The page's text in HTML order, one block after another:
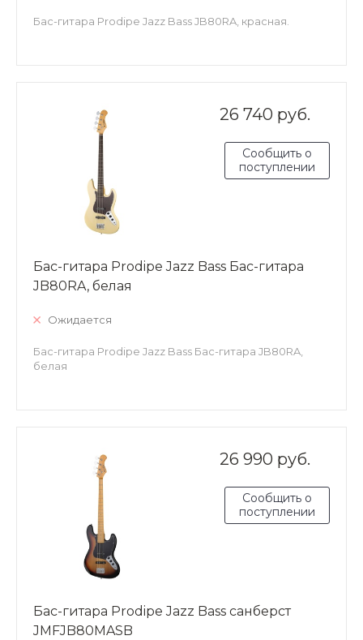
Бас-гитара Prodipe Jazz Bass JB80RA, красная.
26 740 руб.
Сообщить о
поступлении
Бас-гитара Prodipe Jazz Bass Бас-гитара
JB80RA, белая
Ожидается
Бас-гитара Prodipe Jazz Bass Бас-гитара JB80RA,
белая
26 990 руб.
Сообщить о
поступлении
Бас-гитара Prodipe Jazz Bass санберст
JMFJB80MASB